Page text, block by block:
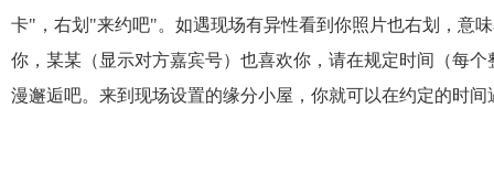
卡" ，右划 "来约吧"。如遇现场有异性看到你照片也右划，意
你，某某（显示对方嘉宾号）也喜欢你，请在规定时间（每
漫邂逅吧。来到现场设置的缘分小屋，你就可以在约定的时间